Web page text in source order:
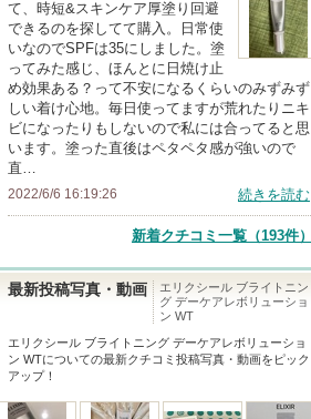
て、時短&スキンケア厚塗り回避
できるのを探してて購入。日常使
いなのでSPFは35にしました。塗
ってみた感じ、ほんとに日焼け止
め効果ある？って不安になるくらいのみずみず
しい着け心地。毎日使ってますが荒れたりニキ
ビになったりもしないので私には合ってると思
います。塗った直後はペタペタ感が強いので
直…
2022/6/6 16:19:26 続きを読む
新着クチコミ一覧 （193件）
最新投稿写真・動画
エリクシール ブライトニン
グ デーケアレボリューショ
ン WT
エリクシール ブライトニング デーケアレボリューショ
ン WTについての最新クチコミ投稿写真・動画をピック
アップ！